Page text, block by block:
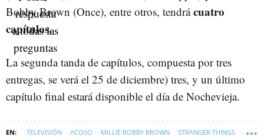
Bobby Brown (Once), entre otros, tendrácuatro
capítulos.
La segundatanda de capítulos, compuesta por tres
entregas, se verá el 25 de diciembre) tres, y un último
capítulo final estará disponible el día de Nochevieja.
TELEVISIÓN ACOSO MILLIE BOBBY BROWN STRANGER THINGS